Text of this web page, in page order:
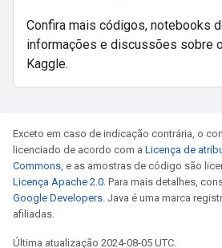
Confira mais códigos, notebooks
informações e discussões sobre
Kaggle.
Exceto em caso de indicação contrária, o
licenciado de acordo com a Licença de
Commons, e as amostras de código são
Licença Apache 2.0. Para mais detalhes,
Google Developers. Java é uma marca
afiliadas.
Última atualização 2024-08-05 UTC.